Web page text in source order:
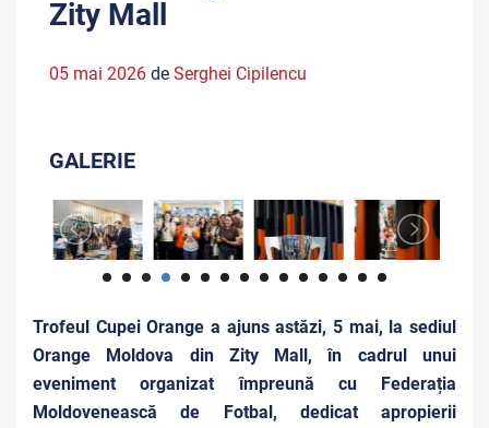
Zity Mall
05 mai 2026 de Serghei Cipilencu
GALERIE
Trofeul Cupei Orange a ajuns astăzi, 5 mai, la sediul
Orange Moldova din Zity Mall, în cadrul unui
eveniment organizat împreună cu Federația
Moldovenească de Fotbal, dedicat apropierii